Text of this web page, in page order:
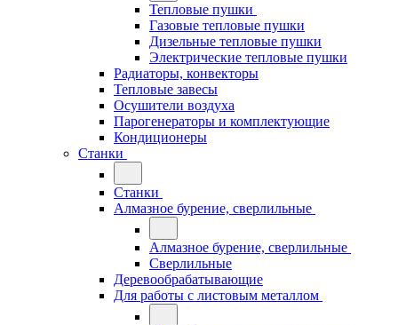
Тепловые пушки
Газовые тепловые пушки
Дизельные тепловые пушки
Электрические тепловые пушки
Радиаторы, конвекторы
Тепловые завесы
Осушители воздуха
Парогенераторы и комплектующие
Кондиционеры
Станки
Станки
Алмазное бурение, сверлильные
Алмазное бурение, сверлильные
Сверлильные
Деревообрабатывающие
Для работы с листовым металлом